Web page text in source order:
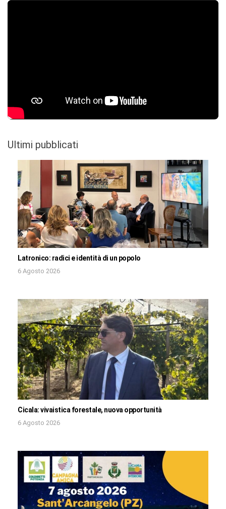
Ultimi pubblicati
Latronico: radici e identità di un popolo
6 Agosto 2026
Cicala: vivaistica forestale, nuova opportunità
6 Agosto 2026